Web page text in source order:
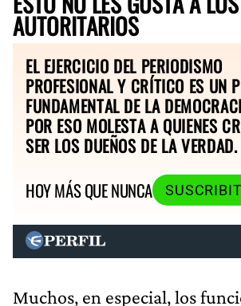
AUTORITARIOS
EL EJERCICIO DEL PERIODISMO
PROFESIONAL Y CRÍTICO ES UN
FUNDAMENTAL DE LA
POR ESO MOLESTA A QUIENES
SER LOS DUEÑOS DE LA VERDAD.
HOY MÁS QUE NUNCA
Muchos, en especial, los